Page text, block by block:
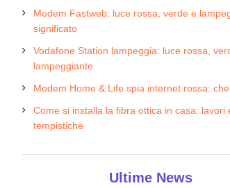
Modem Fastweb: luce rossa, verde e
significato
Vodafone Station lampeggia: luce rossa,
lampeggiante
Modem Home & Life spia internet rossa:
Come si installa la fibra ottica in casa: lavori
tempistiche
Ultime News